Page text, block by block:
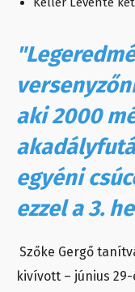
aki 2000
egyéni
ezzel a 3.
Szőke Gergő
kivívott – június 29-